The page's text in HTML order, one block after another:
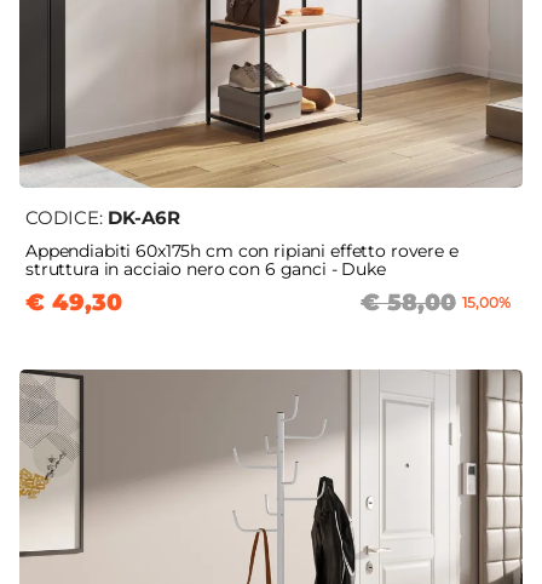
CODICE: DK-A6R
Appendiabiti 60x175h cm con ripiani effetto rovere e
struttura in acciaio nero con 6 ganci - Duke
€ 49,30 € 58,00 15,00%